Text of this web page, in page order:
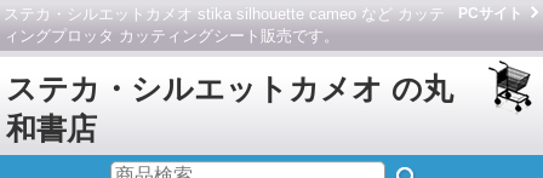
ステカ・シルエットカメオ stika silhouette cameo など カッテ
ィングプロッタ カッティングシート販売です。
PCサイト
ステカ・シルエットカメオ の丸
和書店